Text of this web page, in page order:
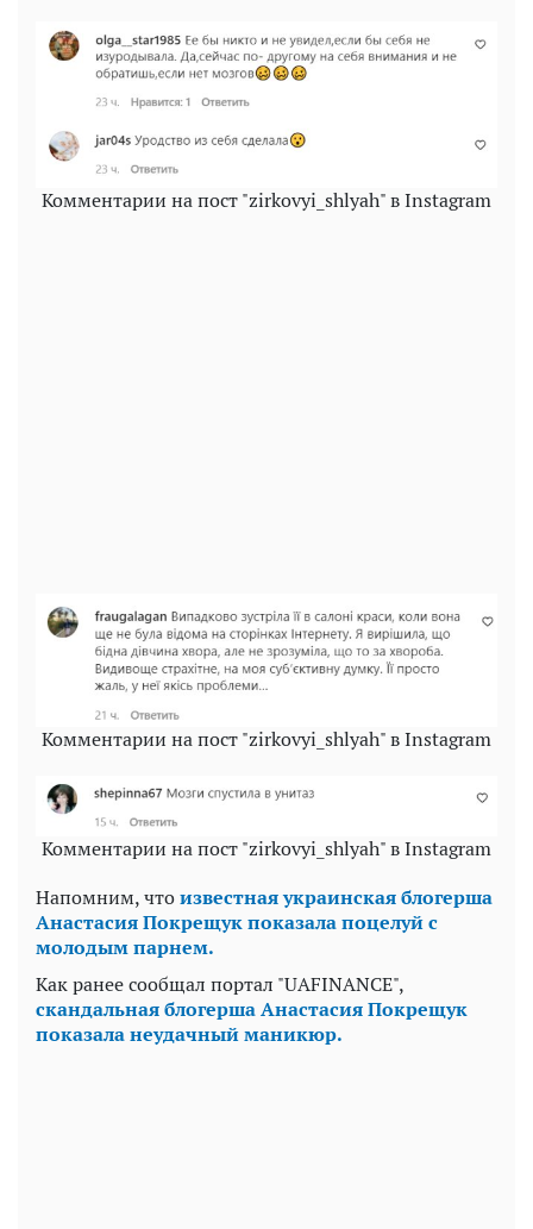
Комментарии на пост "zirkovyi_shlyah" в Instagram
Комментарии на пост "zirkovyi_shlyah" в Instagram
Комментарии на пост "zirkovyi_shlyah" в Instagram
Напомним, чтоизвестная украинская блогерша
Анастасия Покрещук показала поцелуй с
молодым парнем.
Как ранее сообщал портал "UAFINANCE",
скандальная блогерша Анастасия Покрещук
показала неудачный маникюр.